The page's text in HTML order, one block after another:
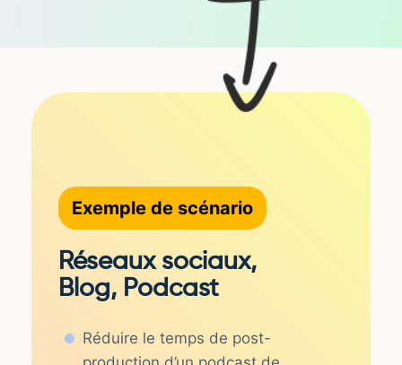
Exemple de scénario
Réseaux sociaux,
Blog, Podcast
Réduire le temps de post-